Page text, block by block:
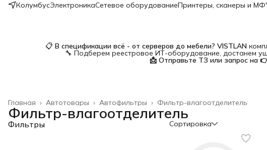
Пришлите запрос на e-mail или в чат
КолумбусЭлектроникаСетевое оборудованиеПринтеры, сканеры и
📋В спецификации всё - от серверов до мебели? VISTLAN
🔧 Подберем реестровое ИТ-оборудование, достанем
📩 Отправьте ТЗ или запрос на
Фильтр-влагоотделитель
Автофильтры ›
Автотовары ›
Главная ›
Фильтр-влагоотделитель
Фильтры Сортировка